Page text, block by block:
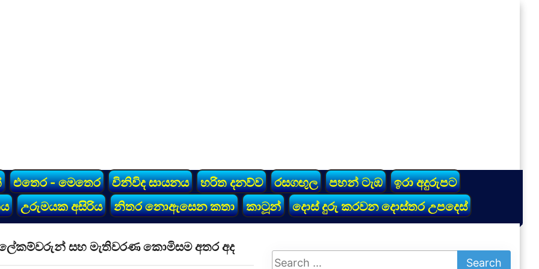
එතෙර - මෙතෙර විනිවිද සායනය හරිත දනව්ව රසගඟුල පහන් ටැඹ
ඉරා අදුරුපට
උරුමයක අසිරිය නිතර නොඇසෙන කතා කාටූන් දොස් දුරු කරවන දොස්තර උපදෙස්
සහ මැතිවරණ කොමිසම අතර අද